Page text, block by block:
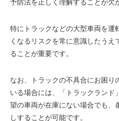
予防法を正しく理解することが欠
特にトラックなどの大型車両を運
くなるリスクを常に意識したうえ
ることが重要です。
なお、トラックの不具合にお困り
いる場合には、「トラックランド
望の車両が在庫にない場合でも、
しすることが可能です。